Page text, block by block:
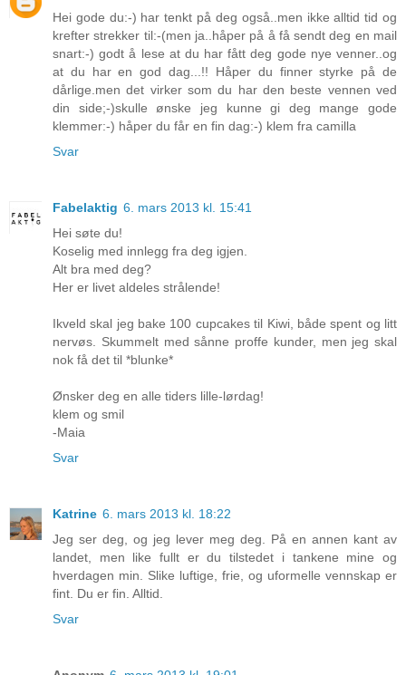
Hei gode du:-) har tenkt på deg også..men ikke alltid tid og
krefter strekker til:-(men ja..håper på å få sendt deg en mail
snart:-) godt å lese at du har fått deg gode nye venner..og
at du har en god dag...!! Håper du finner styrke på de
dårlige.men det virker som du har den beste vennen ved
din side;-)skulle ønske jeg kunne gi deg mange gode
klemmer:-) håper du får en fin dag:-) klem fra camilla
Svar
Fabelaktig 6. mars 2013 kl. 15:41
Hei søte du!
Koselig med innlegg fra deg igjen.
Alt bra med deg?
Her er livet aldeles strålende!
Ikveld skal jeg bake 100 cupcakes til Kiwi, både spent og litt
nervøs. Skummelt med sånne proffe kunder, men jeg skal
nok få det til *blunke*
Ønsker deg en alle tiders lille-lørdag!
klem og smil
-Maia
Svar
Katrine 6. mars 2013 kl. 18:22
Jeg ser deg, og jeg lever meg deg. På en annen kant av
landet, men like fullt er du tilstedet i tankene mine og
hverdagen min. Slike luftige, frie, og uformelle vennskap er
fint. Du er fin. Alltid.
Svar